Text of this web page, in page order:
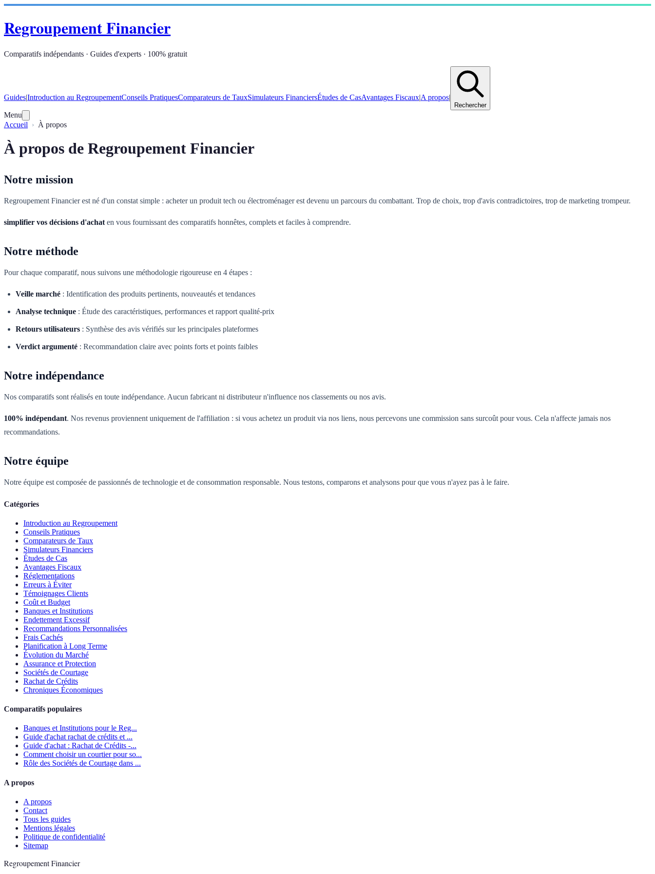
Regroupement Financier
Comparatifs indépendants · Guides d'experts · 100% gratuit
Guides|Introduction au RegroupementConseils PratiquesComparateurs de TauxSimulateurs FinanciersÉtudes de CasAvantages Fiscaux|A propos|
Rechercher
Menu
Accueil
À propos
À propos de Regroupement Financier
Notre mission
Regroupement Financier est né d'un constat simple : acheter un produit tech ou électroménager est devenu un parcours du combattant. Trop de choix, trop d'avis contradictoires, trop de marketing trompeur.
simplifier vos décisions d'achat en vous fournissant des comparatifs honnêtes, complets et faciles à comprendre.
Notre méthode
Pour chaque comparatif, nous suivons une méthodologie rigoureuse en 4 étapes :
Veille marché : Identification des produits pertinents, nouveautés et tendances
Analyse technique : Étude des caractéristiques, performances et rapport qualité-prix
Retours utilisateurs : Synthèse des avis vérifiés sur les principales plateformes
Verdict argumenté : Recommandation claire avec points forts et points faibles
Notre indépendance
Nos comparatifs sont réalisés en toute indépendance. Aucun fabricant ni distributeur n'influence nos classements ou nos avis.
100% indépendant. Nos revenus proviennent uniquement de l'affiliation : si vous achetez un produit via nos liens, nous percevons une commission sans surcoût pour vous. Cela n'affecte jamais nos
recommandations.
Notre équipe
Notre équipe est composée de passionnés de technologie et de consommation responsable. Nous testons, comparons et analysons pour que vous n'ayez pas à le faire.
Catégories
Introduction au Regroupement
Conseils Pratiques
Comparateurs de Taux
Simulateurs Financiers
Études de Cas
Avantages Fiscaux
Réglementations
Erreurs à Éviter
Témoignages Clients
Coût et Budget
Banques et Institutions
Endettement Excessif
Recommandations Personnalisées
Frais Cachés
Planification à Long Terme
Évolution du Marché
Assurance et Protection
Sociétés de Courtage
Rachat de Crédits
Chroniques Économiques
Comparatifs populaires
Banques et Institutions pour le Reg...
Guide d'achat rachat de crédits et ...
Guide d'achat : Rachat de Crédits -...
Comment choisir un courtier pour so...
Rôle des Sociétés de Courtage dans ...
A propos
A propos
Contact
Tous les guides
Mentions légales
Politique de confidentialité
Sitemap
Regroupement Financier